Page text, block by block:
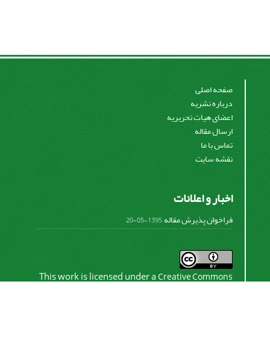
صفحه اصلی
درباره نشریه
اعضای هیات تحریریه
ارسال مقاله
تماس با ما
نقشه سایت
اخبار و اعلانات
فراخوان پذیرش مقاله1395-05-20
This work is licensed under aCreative Commons